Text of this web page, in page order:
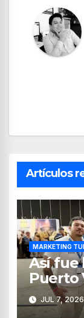
Artículos
MARKETING
Así fue
Puerto
Punta
JUL 7,